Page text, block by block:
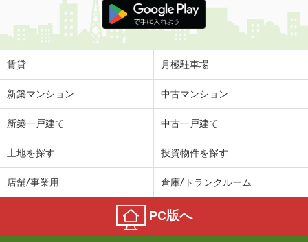
賃貸 月極駐車場
新築マンション 中古マンション
新築一戸建て 中古一戸建て
土地を探す 投資物件を探す
店舗/事業用 倉庫/トランクルーム
PC版へ